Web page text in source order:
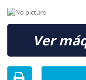
Ver